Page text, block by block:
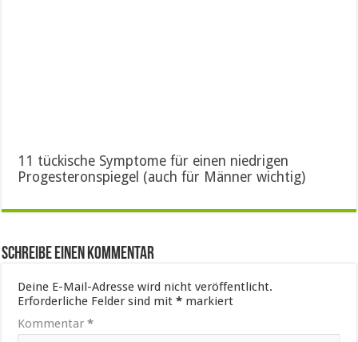
11 tückische Symptome für einen niedrigen
Progesteronspiegel (auch für Männer wichtig)
Schreibe einen Kommentar
Deine E-Mail-Adresse wird nicht veröffentlicht.
Erforderliche Felder sind mit* markiert
Kommentar*